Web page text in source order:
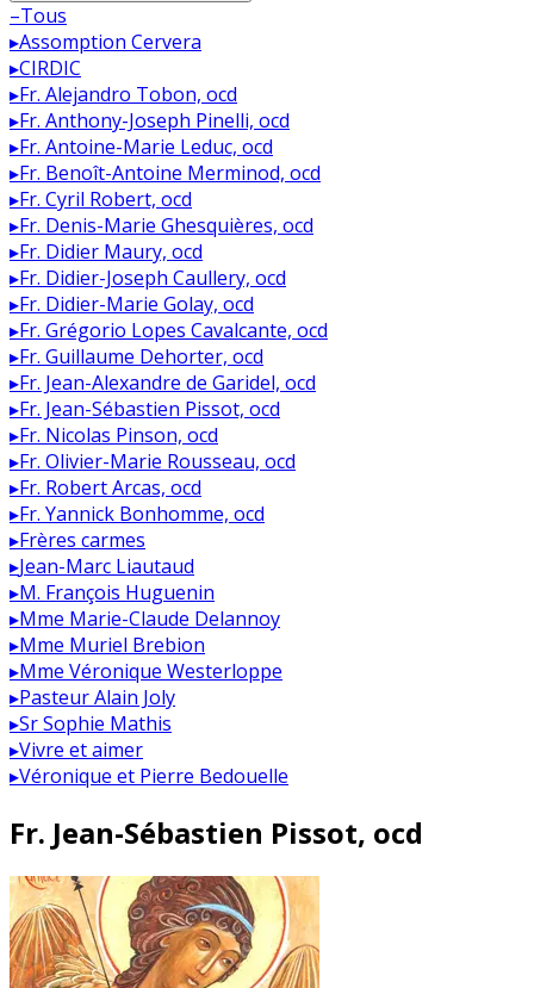
–Tous
▸Assomption Cervera
▸CIRDIC
▸Fr. Alejandro Tobon, ocd
▸Fr. Anthony-Joseph Pinelli, ocd
▸Fr. Antoine-Marie Leduc, ocd
▸Fr. Benoît-Antoine Merminod, ocd
▸Fr. Cyril Robert, ocd
▸Fr. Denis-Marie Ghesquières, ocd
▸Fr. Didier Maury, ocd
▸Fr. Didier-Joseph Caullery, ocd
▸Fr. Didier-Marie Golay, ocd
▸Fr. Grégorio Lopes Cavalcante, ocd
▸Fr. Guillaume Dehorter, ocd
▸Fr. Jean-Alexandre de Garidel, ocd
▸Fr. Jean-Sébastien Pissot, ocd
▸Fr. Nicolas Pinson, ocd
▸Fr. Olivier-Marie Rousseau, ocd
▸Fr. Robert Arcas, ocd
▸Fr. Yannick Bonhomme, ocd
▸Frères carmes
▸Jean-Marc Liautaud
▸M. François Huguenin
▸Mme Marie-Claude Delannoy
▸Mme Muriel Brebion
▸Mme Véronique Westerloppe
▸Pasteur Alain Joly
▸Sr Sophie Mathis
▸Vivre et aimer
▸Véronique et Pierre Bedouelle
Fr. Jean-Sébastien Pissot, ocd